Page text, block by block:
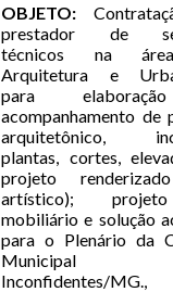
OBJETO:
prestador de
técnicos na
Arquitetura e
para
acompanhamento de
arquitetônico,
plantas, cortes,
projeto
artístico);
mobiliário e solução
para o Plenário da
Municipal
Inconfidentes/MG.,